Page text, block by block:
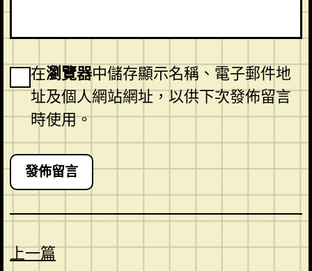
在瀏覽器中儲存顯示名稱、電子郵件地
址及個人網站網址，以供下次發佈留言
時使用。
上一篇